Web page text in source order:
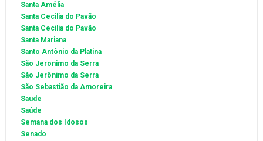
Santa Amélia
Santa Cecilia do Pavão
Santa Cecília do Pavão
Santa Mariana
Santo Antônio da Platina
São Jeronimo da Serra
São Jerônimo da Serra
São Sebastião da Amoreira
Saude
Saúde
Semana dos Idosos
Senado